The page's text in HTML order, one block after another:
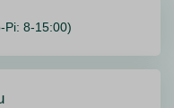
Pi: 8-15:00)